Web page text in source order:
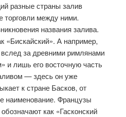
разные страны залив
торговли между ними.
названия залива.
«Бискайский». А например,
за древними римлянами
и лишь его восточную часть
— здесь он уже
к стране Басков, от
наименование. Французы
как «Гасконский